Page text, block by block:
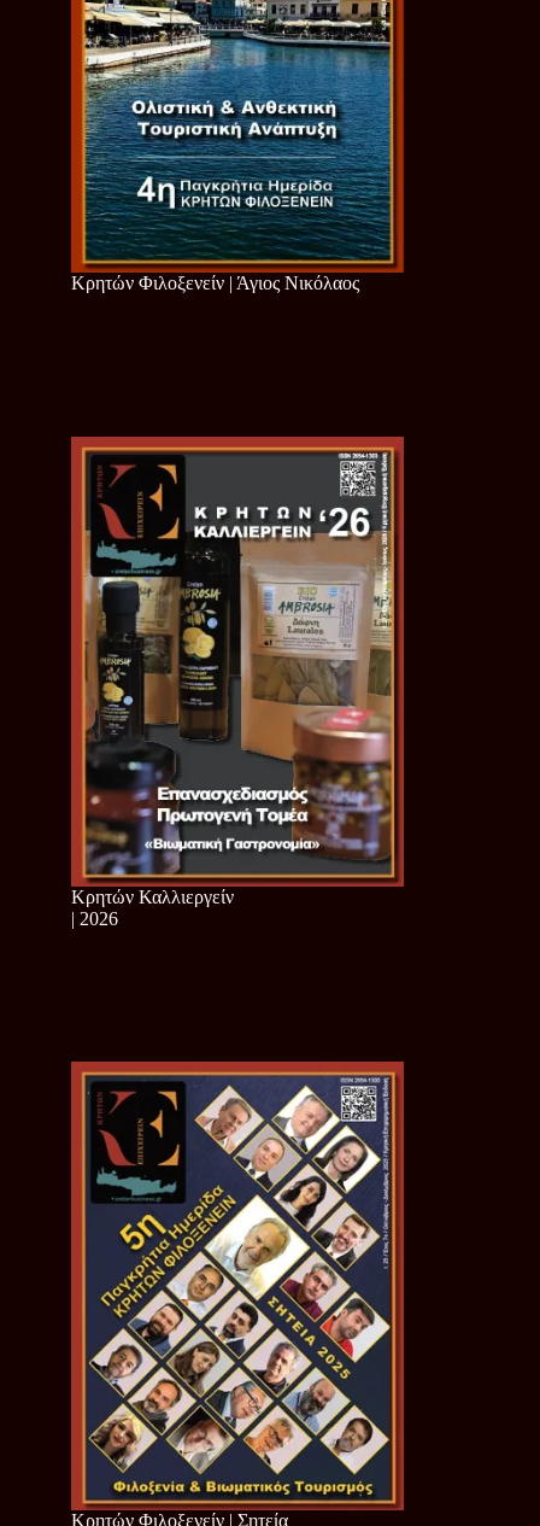
Κρητών Φιλοξενείν | Άγιος Νικόλαος
Κρητών Καλλιεργείν
| 2026
Κρητών Φιλοξενείν | Σητεία